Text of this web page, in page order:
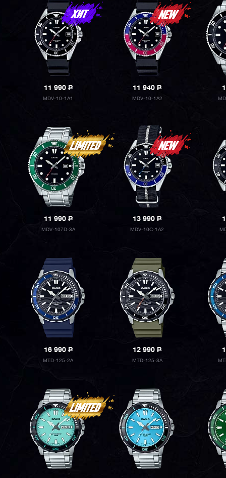
11 990P
MDV-10-1A1
11 940P
MDV-10-1A2
11 990P
MDV-107D-3A
13 990P
MDV-10C-1A2
16 990P
MTD-125-2A
12 990P
MTD-125-3A